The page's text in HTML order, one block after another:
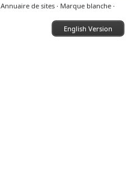
Annuaire de sites · Marque blanche ·
English Version